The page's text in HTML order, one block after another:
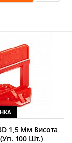
1,5 Мм Висота
100 Шт.)